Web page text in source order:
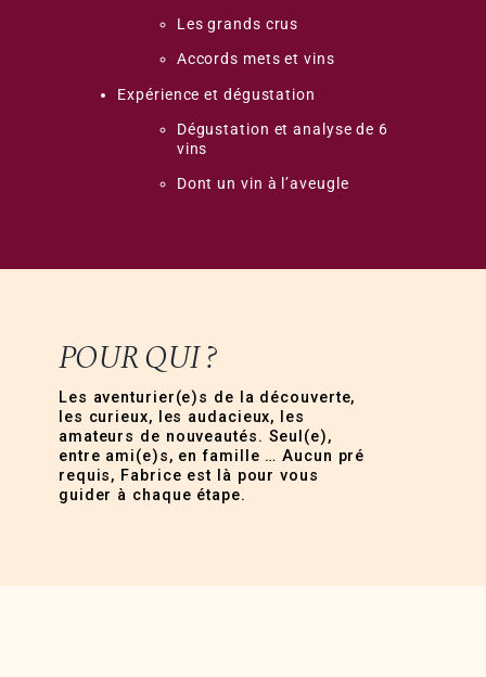
Les grands crus
Accords mets et vins
Expérience et dégustation
Dégustation et analyse de 6
vins
Dont un vin à l’aveugle
POUR QUI ?
Les aventurier(e)s de la découverte,
les curieux, les audacieux, les
amateurs de nouveautés. Seul(e),
entre ami(e)s, en famille … Aucun pré
requis, Fabrice est là pour vous
guider à chaque étape.